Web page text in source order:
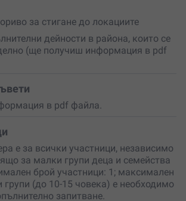
за стигане до локациите
дейности в района, които се
(ще получиш информация в pdf
в pdf файла.
е за всички участници, независимо
за малки групи деца и семейства
брой участници: 1; максимален
групи (до 10-15 човека) е необходимо
запитване.